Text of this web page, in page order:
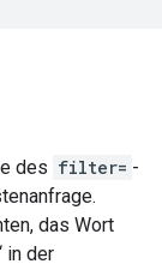
des filter= -
das Wort
in der